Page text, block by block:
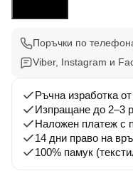
Ръсел
Поръчки по
Viber, Instagram и
Ръчна изработка
Изпращане до 2–3
Наложен платеж с
14 дни право на
100% памук